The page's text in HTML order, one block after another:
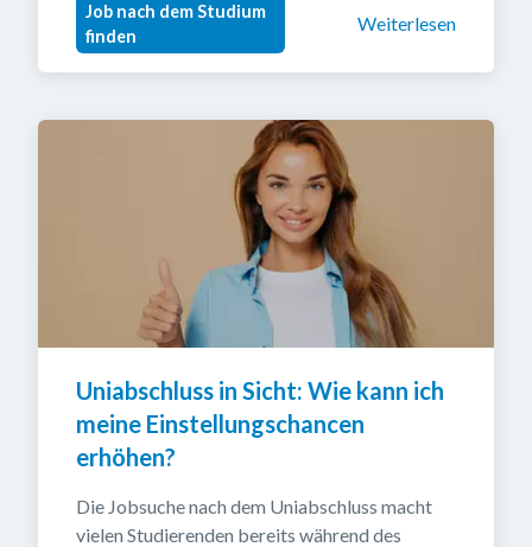
Job nach dem Studium
finden
Weiterlesen
Uniabschluss in Sicht: Wie kann ich
meine Einstellungschancen
erhöhen?
Die Jobsuche nach dem Uniabschluss macht
vielen Studierenden bereits während des